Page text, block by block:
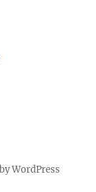
WordPress